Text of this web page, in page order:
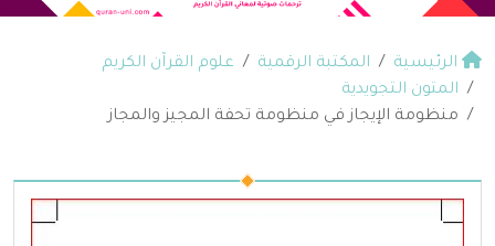
الرئيسية المكتبة الرقمية
علوم القرآن الكريم
المتون التجويدية
منظومة الإيجاز في منظومة تحفة المجيز والمجاز